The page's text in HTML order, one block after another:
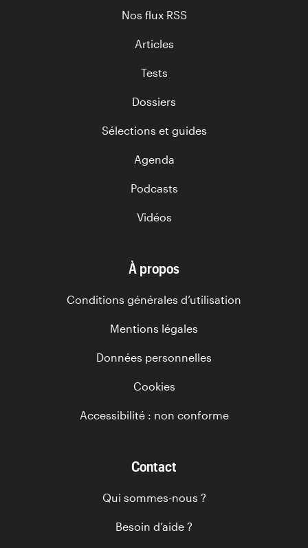
Nos flux RSS
Articles
Tests
Dossiers
Sélections et guides
Agenda
Podcasts
Vidéos
À propos
Conditions générales d’utilisation
Mentions légales
Données personnelles
Cookies
Accessibilité : non conforme
Contact
Qui sommes-nous ?
Besoin d’aide ?